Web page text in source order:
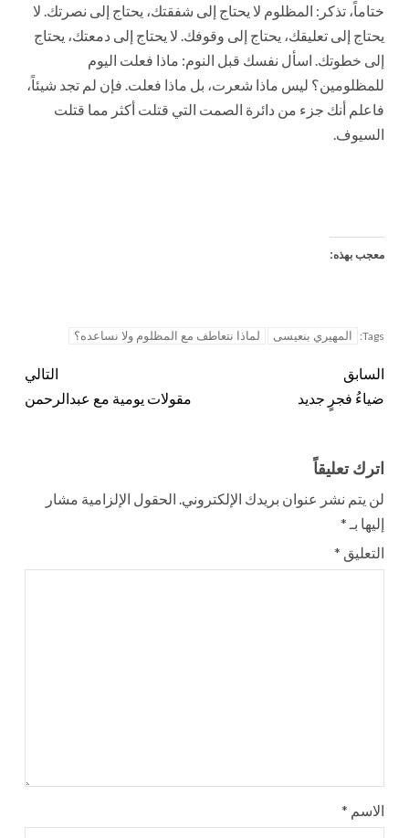
ختاماً، تذكر: المظلوم لا يحتاج إلى شفقتك، يحتاج إلى نصرتك. لا
يحتاج إلى تعليقك، يحتاج إلى وقوفك. لا يحتاج إلى دمعتك، يحتاج
إلى خطوتك. اسأل نفسك قبل النوم: ماذا فعلت اليوم
للمظلومين؟ ليس ماذا شعرت، بل ماذا فعلت. فإن لم تجد شيئاً،
فاعلم أنك جزء من دائرة الصمت التي قتلت أكثر مما قتلت
السيوف.
معجب بهذه:
Tags: المهيري بنعيسى لماذا نتعاطف مع المظلوم ولا نساعده؟
السابق
ضياءُ فجرٍ جديد
التالي
مقولات يومية مع عبدالرحمن
اترك تعليقاً
لن يتم نشر عنوان بريدك الإلكتروني. الحقول الإلزامية مشار
إليها بـ *
التعليق *
الاسم *